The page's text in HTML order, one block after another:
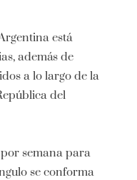
está
además de
a lo largo de la
del
semana para
se conforma